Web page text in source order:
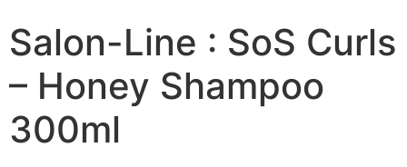
Salon-Line : SoS Curls
– Honey Shampoo
300ml